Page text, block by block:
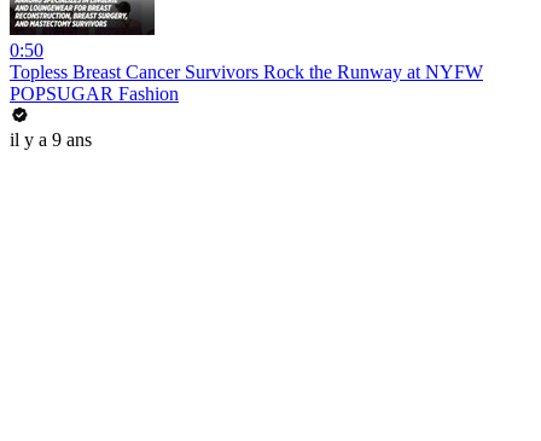
0:50
Topless Breast Cancer Survivors Rock the Runway at NYFW
POPSUGAR Fashion
il y a 9 ans